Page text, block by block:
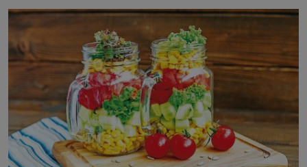
už tisíce let. Většina lidí vnímá rákos jen jako
obyčejnou kulisu letního koupání. Stačí se však
podívat